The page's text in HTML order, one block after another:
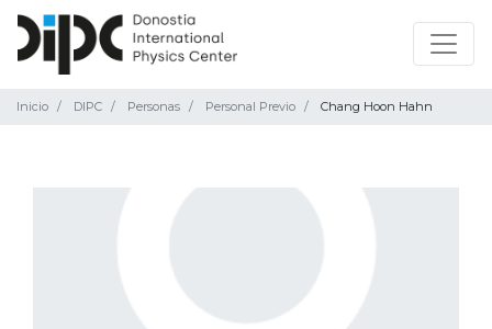
Inicio DIPC Personas Personal Previo Chang Hoon Hahn